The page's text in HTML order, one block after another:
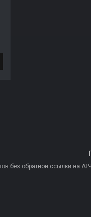
без обратной ссылки на